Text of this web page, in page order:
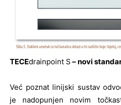
TECEdrainpoint S – novi
Već poznat linijski sustav
je nadopunjen novim